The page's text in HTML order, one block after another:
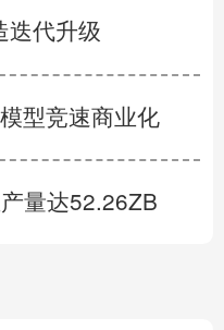
迭代升级
型竞速商业化
量达52.26ZB